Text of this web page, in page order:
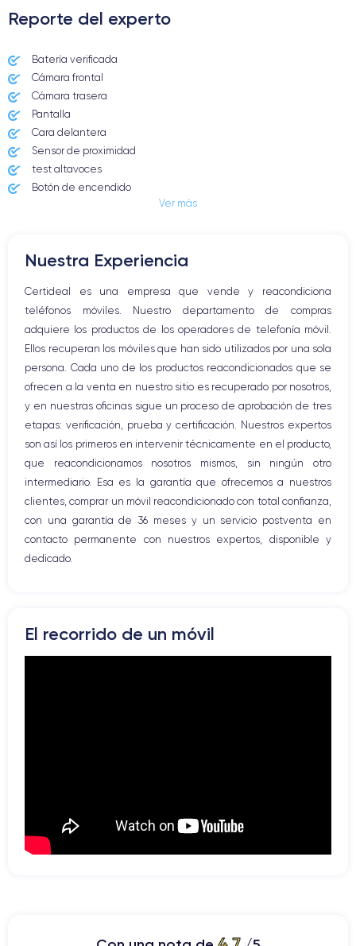
Reporte del experto
Batería verificada
Cámara frontal
Cámara trasera
Pantalla
Cara delantera
Sensor de proximidad
test altavoces
Botón de encendido
Altavoz
Botón Inicio
Bluetooth
WiFi
Red móvil
Vibración
Conector USB
Ver más
Nuestra Experiencia
Certideal es una empresa que vende y reacondiciona
teléfonos móviles. Nuestro departamento de compras
adquiere los productos de los operadores de telefonía móvil.
Ellos recuperan los móviles que han sido utilizados por una sola
persona. Cada uno de los productos reacondicionados que se
ofrecen a la venta en nuestro sitio es recuperado por nosotros,
y en nuestras oficinas sigue un proceso de aprobación de tres
etapas: verificación, prueba y certificación. Nuestros expertos
son así los primeros en intervenir técnicamente en el producto,
que reacondicionamos nosotros mismos, sin ningún otro
intermediario. Esa es la garantía que ofrecemos a nuestros
clientes, comprar un móvil reacondicionado con total confianza,
con una garantía de 36 meses y un servicio postventa en
contacto permanente con nuestros expertos, disponible y
dedicado.
El recorrido de un móvil